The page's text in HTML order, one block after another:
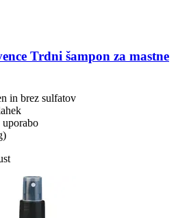
Trdni šampon za mastne
in brez sulfatov
uporabo